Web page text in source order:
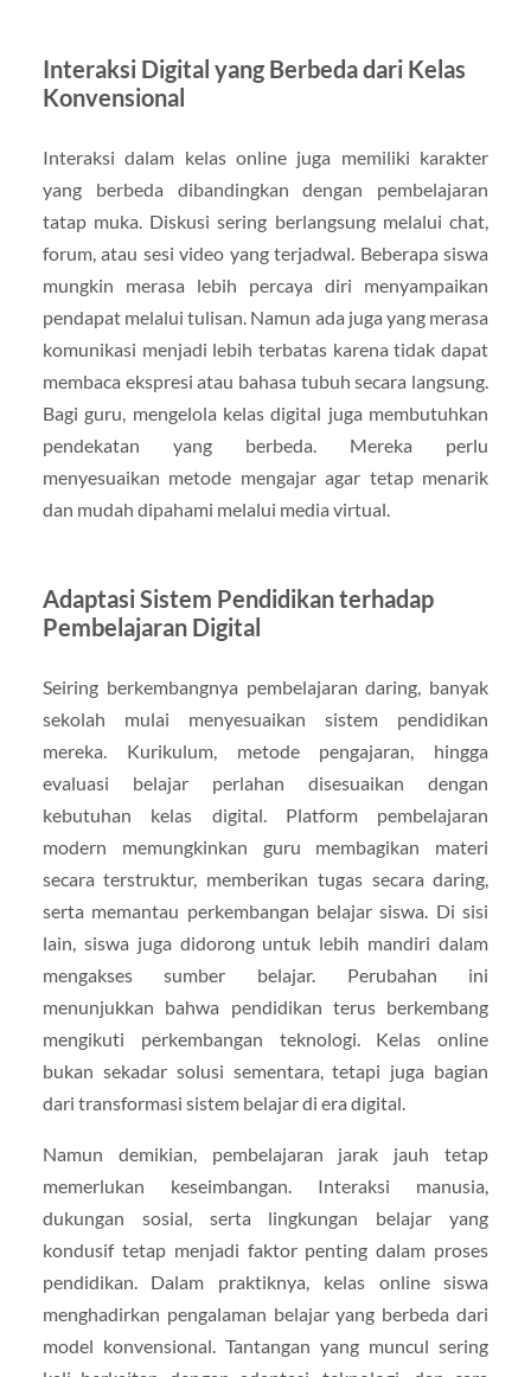
Interaksi Digital yang Berbeda dari Kelas
Konvensional
Interaksi dalam kelas online juga memiliki karakter
yang berbeda dibandingkan dengan pembelajaran
tatap muka. Diskusi sering berlangsung melalui chat,
forum, atau sesi video yang terjadwal. Beberapa siswa
mungkin merasa lebih percaya diri menyampaikan
pendapat melalui tulisan. Namun ada juga yang merasa
komunikasi menjadi lebih terbatas karena tidak dapat
membaca ekspresi atau bahasa tubuh secara langsung.
Bagi guru, mengelola kelas digital juga membutuhkan
pendekatan yang berbeda. Mereka perlu
menyesuaikan metode mengajar agar tetap menarik
dan mudah dipahami melalui media virtual.
Adaptasi Sistem Pendidikan terhadap
Pembelajaran Digital
Seiring berkembangnya pembelajaran daring, banyak
sekolah mulai menyesuaikan sistem pendidikan
mereka. Kurikulum, metode pengajaran, hingga
evaluasi belajar perlahan disesuaikan dengan
kebutuhan kelas digital. Platform pembelajaran
modern memungkinkan guru membagikan materi
secara terstruktur, memberikan tugas secara daring,
serta memantau perkembangan belajar siswa. Di sisi
lain, siswa juga didorong untuk lebih mandiri dalam
mengakses sumber belajar. Perubahan ini
menunjukkan bahwa pendidikan terus berkembang
mengikuti perkembangan teknologi. Kelas online
bukan sekadar solusi sementara, tetapi juga bagian
dari transformasi sistem belajar di era digital.
Namun demikian, pembelajaran jarak jauh tetap
memerlukan keseimbangan. Interaksi manusia,
dukungan sosial, serta lingkungan belajar yang
kondusif tetap menjadi faktor penting dalam proses
pendidikan. Dalam praktiknya, kelas online siswa
menghadirkan pengalaman belajar yang berbeda dari
model konvensional. Tantangan yang muncul sering